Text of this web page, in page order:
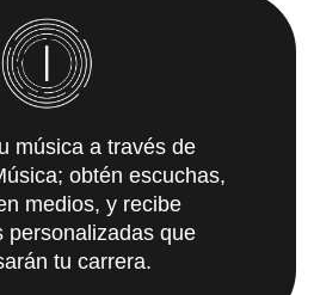
música a través de
obtén escuchas,
medios, y recibe
personalizadas que
tu carrera.